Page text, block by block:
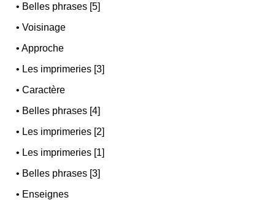
• Belles phrases [5]
•Voisinage
•Approche
• Les imprimeries [3]
•Caractère
• Belles phrases [4]
• Les imprimeries [2]
• Les imprimeries [1]
• Belles phrases [3]
• Enseignes